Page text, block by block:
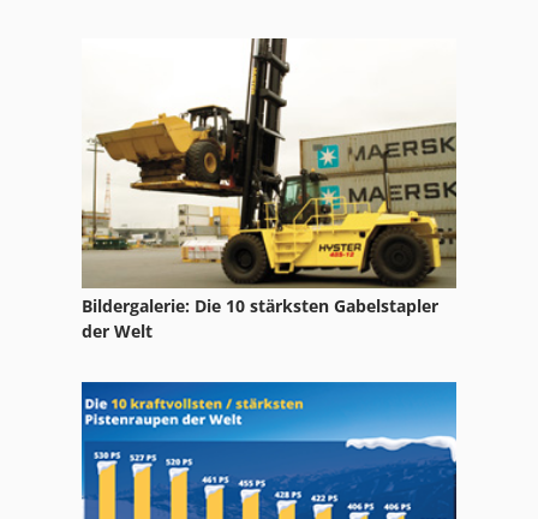
Bildergalerie: Die 10 stärksten Gabelstapler
der Welt